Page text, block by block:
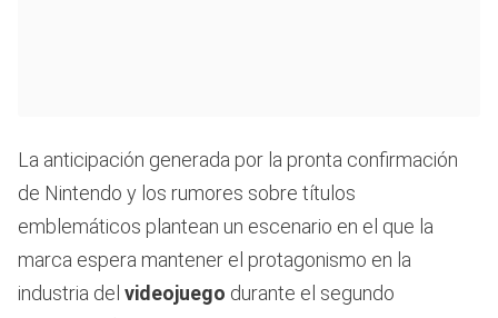
La anticipación generada por la pronta confirmación
de Nintendo y los rumores sobre títulos
emblemáticos plantean un escenario en el que la
marca espera mantener el protagonismo en la
industria del videojuego durante el segundo